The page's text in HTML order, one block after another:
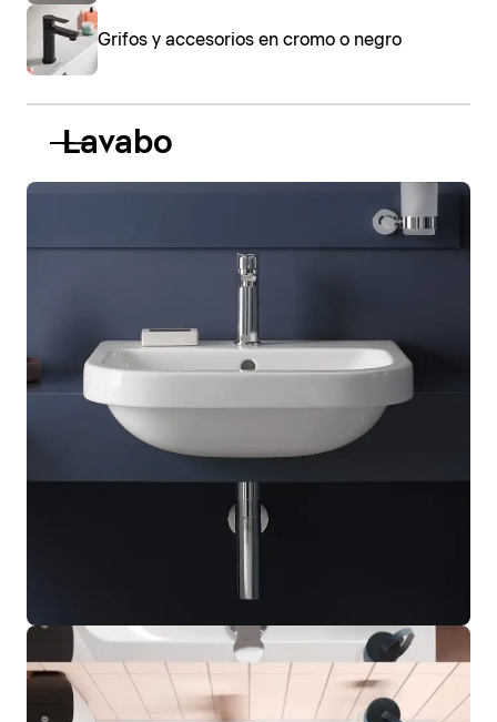
Grifos y accesorios en cromo o negro
Lavabo